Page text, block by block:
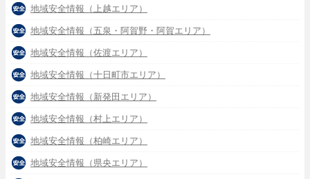
地域安全情報（上越エリア）
地域安全情報（五泉・阿賀野・阿賀エリア）
地域安全情報（佐渡エリア）
地域安全情報（十日町市エリア）
地域安全情報（新発田エリア）
地域安全情報（村上エリア）
地域安全情報（柏崎エリア）
地域安全情報（県央エリア）